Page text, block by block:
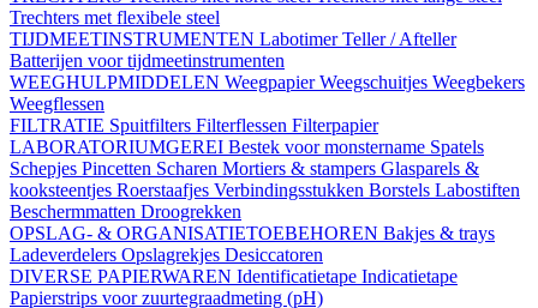
Trechters met flexibele steel
TIJDMEETINSTRUMENTEN LabotimerTeller / Afteller
Batterijen voor tijdmeetinstrumenten
WEEGHULPMIDDELEN WeegpapierWeegschuitjes Weegbekers
Weegflessen
FILTRATIE Spuitfilters Filterflessen Filterpapier
LABORATORIUMGEREI Bestek voor monstername Spatels
Schepjes Pincetten Scharen Mortiers & stampers Glasparels &
kooksteentjes Roerstaafjes Verbindingsstukken Borstels Labostiften
Beschermmatten Droogrekken
OPSLAG- & ORGANISATIETOEBEHOREN Bakjes & trays
Ladeverdelers Opslagrekjes Desiccatoren
DIVERSE PAPIERWAREN Identificatietape Indicatietape
Papierstrips voor zuurtegraadmeting (pH)